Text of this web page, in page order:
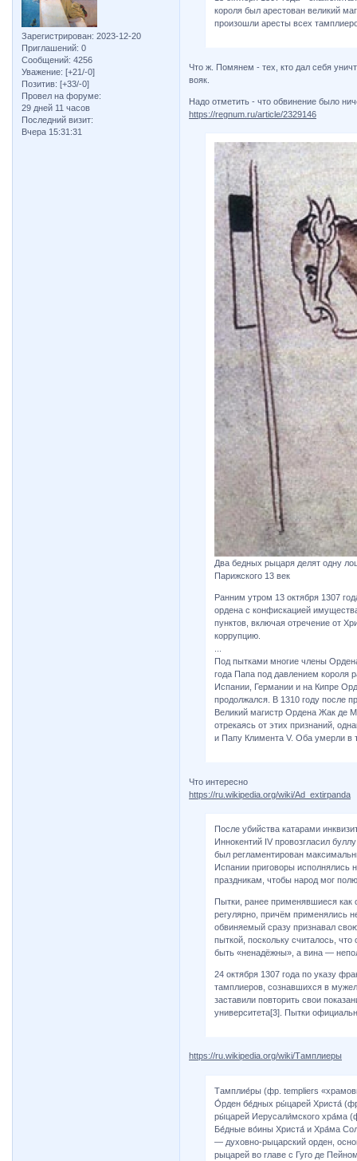
Зарегистрирован: 2023-12-20
Приглашений: 0
Сообщений: 4256
Уважение: [+21/-0]
Позитив: [+33/-0]
Провел на форуме:
29 дней 11 часов
Последний визит:
Вчера 15:31:31
короля был арестован великий
произошли аресты всех
Что ж. Помянем - тех, кто дал себя
вояк.
Надо отметить - что обвинение было
https://regnum.ru/article/2329146
Два бедных рыцаря делят одну
Парижского 13 век
Ранним утром 13 октября 1307
ордена с конфискацией
пунктов, включая отречение от
коррупцию.
Под пытками многие члены
года Папа под давлением короля
Испании, Германии и на Кипре
продолжался. В 1310 году после
Великий магистр Ордена Жак де
отрекаясь от этих признаний,
и Папу Климента V. Оба умерли в
Что интересно
https://ru.wikipedia.org/wiki/Ad_extirpanda
После убийства катарами
Иннокентий IV провозгласил
был регламентирован
Испании приговоры исполнялись
праздникам, чтобы народ мог
Пытки, ранее применявшиеся как
регулярно, причём применялись
обвиняемый сразу признавал
пыткой, поскольку считалось, что
быть «ненадёжны», а вина —
24 октября 1307 года по указу
тамплиеров, сознавшихся в
заставили повторить свои
университета[3]. Пытки
https://ru.wikipedia.org/wiki/Тамплиеры
Тамплие́ры (фр. templiers
О́рден бе́дных ры́царей Христа́
ры́царей Иерусали́мского хра́ма
Бе́дные во́ины Христа́ и Хра́ма
— духовно-рыцарский орден,
рыцарей во главе с Гуго де